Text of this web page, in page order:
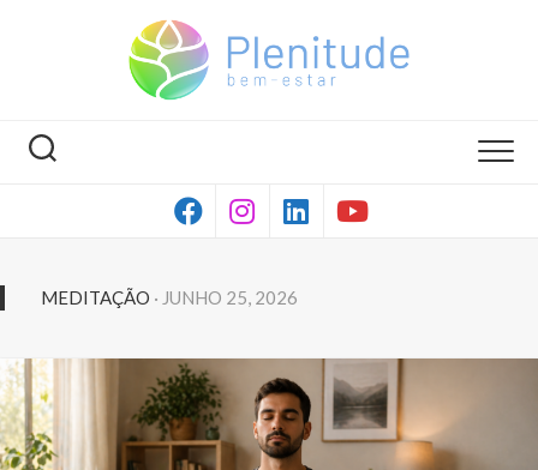
MEDITAÇÃO · JUNHO 25, 2026